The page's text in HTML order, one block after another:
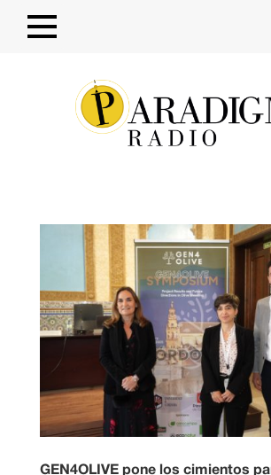
GEN4OLIVE pone los cimientos